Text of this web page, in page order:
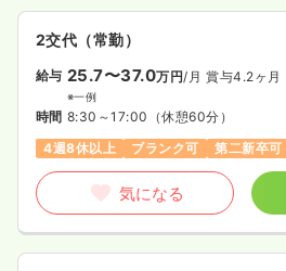
2交代（常勤）
給与 25.7〜37.0万円/月 賞与4.2ヶ月
※一例
時間 8:30～17:00 （休憩60分）
4週8休以上
ブランク可 第二新卒可
気になる